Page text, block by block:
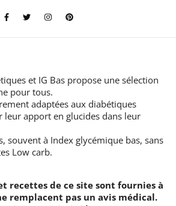
et IG Bas propose une sélection
pour tous.
adaptées aux diabétiques
apport en glucides dans leur
souvent à Index glycémique bas, sans
Low carb.
recettes de ce site sont fournies à
remplacent pas un avis médical.